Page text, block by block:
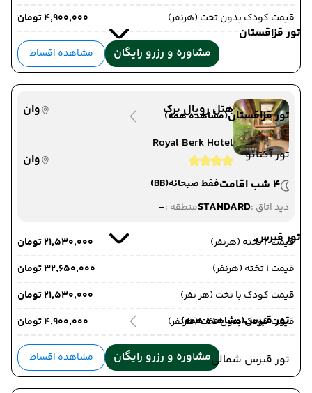
تور قزاقستان
تور قزاقستان(مشاهده همه)
تور آکتائو
تور قبرس
تور قبرس(مشاهده همه)
تور قبرس شمالی
قیمت کودک بدون تخت (هرنفر)
۴٬۹۰۰٬۰۰۰ تومان
مشاوره و رزرو رایگان مشاهده اقساط
هتل رویال برک
وان
Royal Berk Hotel
وان
4 شب اقامت
فقط صبحانه(BB)
دید اتاق :STANDARDمنطقه :-
قیمت 2 تخته (هرنفر)
۲۱٬۵۳۰٬۰۰۰ تومان
قیمت 1 تخته (هرنفر)
۳۲٬۶۵۰٬۰۰۰ تومان
قیمت کودک با تخت (هر نفر)
۲۱٬۵۳۰٬۰۰۰ تومان
قیمت کودک بدون تخت (هرنفر)
۴٬۹۰۰٬۰۰۰ تومان
مشاوره و رزرو رایگان مشاهده اقساط